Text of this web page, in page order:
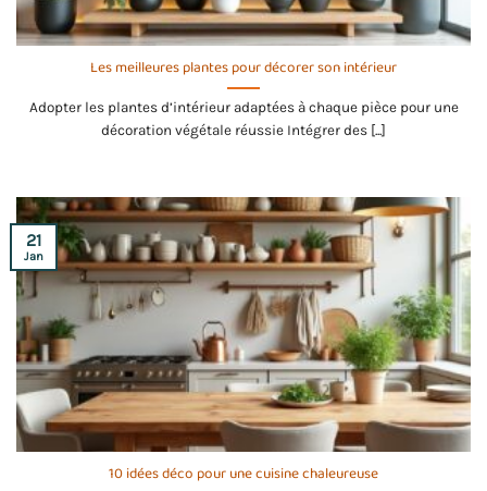
Les meilleures plantes pour décorer son intérieur
Adopter les plantes d’intérieur adaptées à chaque pièce pour une
décoration végétale réussie Intégrer des [...]
10 idées déco pour une cuisine chaleureuse
21
Jan